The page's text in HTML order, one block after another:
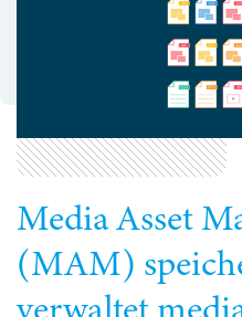
Media Asset
(MAM)